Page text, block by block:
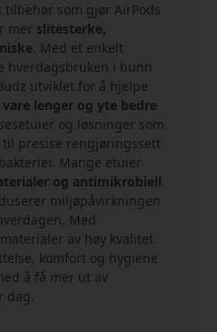
tilbehør som gjør AirPods
mer slitesterke,
. Med et enkelt
hverdagsbruken i bunn
utviklet for å hjelpe
vare lenger og yte bedre
og løsninger som
presise rengjøringssett
Mange etuier
og antimikrobiell
miljøpåvirkningen
Med
av høy kvalitet
komfort og hygiene
å få mer ut av
dag.